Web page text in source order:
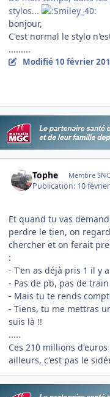
stylos...
bonjour,
C'est normal le stylo
.........
Modifié 10 février
Tophe Membre
Publication: 10
Et quand tu vas
perdre le tien, on
chercher et on ferait
:
- T'en as déjà pris 1 il y
- Pas de pb, pas de
- Mais tu te rends
- Tiens, tu me mettras
suis là !!
.....
Ces 210 millions
ailleurs, c'est pas le